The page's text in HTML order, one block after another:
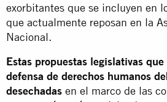
exorbitantes que se incluyen en
que actualmente reposan en la
Nacional.
Estas propuestas legislativas
defensa de derechos humanos
desechadas en el marco de las